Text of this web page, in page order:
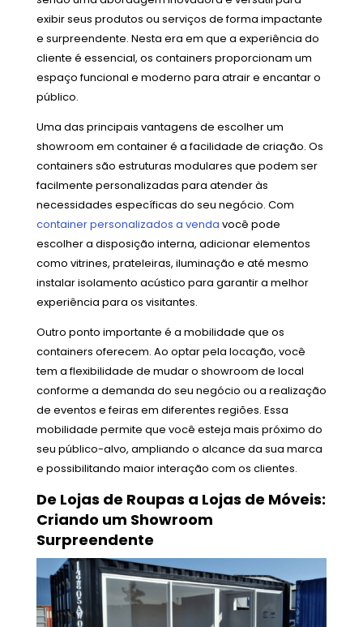
exibir seus produtos ou serviços de forma impactante
e surpreendente. Nesta era em que a experiência do
cliente é essencial, os containers proporcionam um
espaço funcional e moderno para atrair e encantar o
público.
Uma das principais vantagens de escolher um
showroom em container é a facilidade de criação. Os
containers são estruturas modulares que podem ser
facilmente personalizadas para atender às
necessidades específicas do seu negócio. Com
container personalizados a venda você pode
escolher a disposição interna, adicionar elementos
como vitrines, prateleiras, iluminação e até mesmo
instalar isolamento acústico para garantir a melhor
experiência para os visitantes.
Outro ponto importante é a mobilidade que os
containers oferecem. Ao optar pela locação, você
tem a flexibilidade de mudar o showroom de local
conforme a demanda do seu negócio ou a realização
de eventos e feiras em diferentes regiões. Essa
mobilidade permite que você esteja mais próximo do
seu público-alvo, ampliando o alcance da sua marca
e possibilitando maior interação com os clientes.
De Lojas de Roupas a Lojas de Móveis:
Criando um Showroom
Surpreendente